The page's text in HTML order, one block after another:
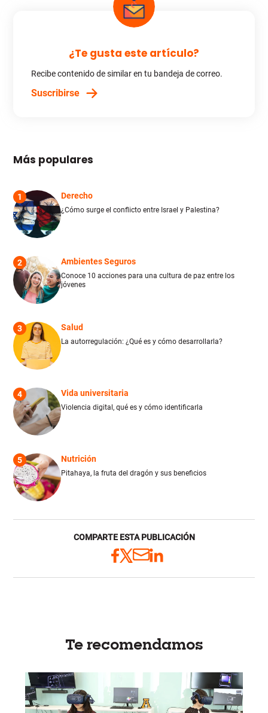
¿Te gusta este artículo?
Recibe contenido de similar en tu bandeja de correo.
Suscribirse
Más populares
1 Derecho
¿Cómo surge el conflicto entre Israel y Palestina?
2 Ambientes Seguros
Conoce 10 acciones para una cultura de paz entre los
jóvenes
3 Salud
La autorregulación: ¿Qué es y cómo desarrollarla?
4 Vida universitaria
Violencia digital, qué es y cómo identificarla
5 Nutrición
Pitahaya, la fruta del dragón y sus beneficios
COMPARTE ESTA PUBLICACIÓN
Te recomendamos